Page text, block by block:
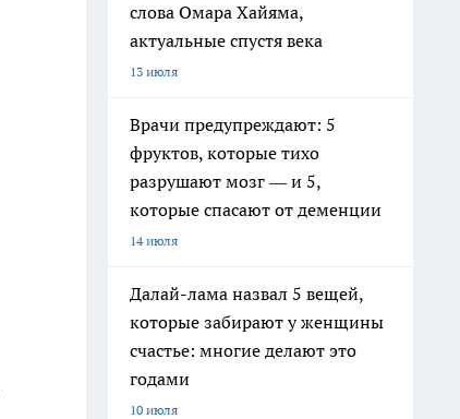
слова Омара Хайяма,
актуальные спустя века
13 июля
Врачи предупреждают: 5
фруктов, которые тихо
разрушают мозг — и 5,
которые спасают от деменции
14 июля
Далай-лама назвал 5 вещей,
которые забирают у женщины
счастье: многие делают это
годами
10 июля